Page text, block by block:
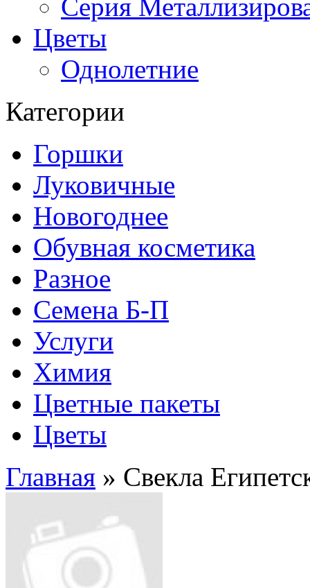
Серия
Цветы
Однолетние
Категории
Горшки
Луковичные
Новогоднее
Обувная косметика
Разное
Семена Б-П
Услуги
Химия
Цветные пакеты
Цветы
Главная » Свекла